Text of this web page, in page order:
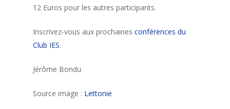
12 Euros pour les autres participants.
Inscrivez-vous aux prochaines conférences du
Club IES.
Jérôme Bondu
Source image : Lettonie